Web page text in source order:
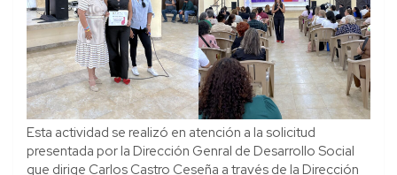
Esta actividad se realizó en atención a la solicitud
presentada por la Dirección Genral de Desarrollo Social
que dirige Carlos Castro Ceseña a través de la Dirección